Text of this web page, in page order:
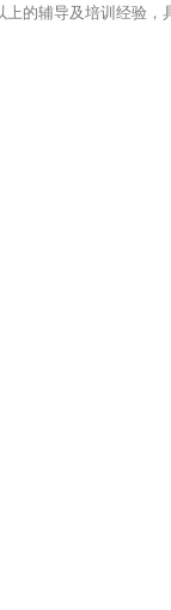
的辅导及培训经验